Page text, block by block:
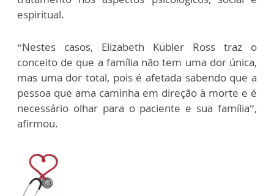
espiritual.
“Nestes casos, Elizabeth Kübler Ross traz o
conceito de que a família não tem uma dor única,
mas uma dor total, pois é afetada sabendo que a
pessoa que ama caminha em direção à morte e é
necessário olhar para o paciente e sua família”,
afirmou.